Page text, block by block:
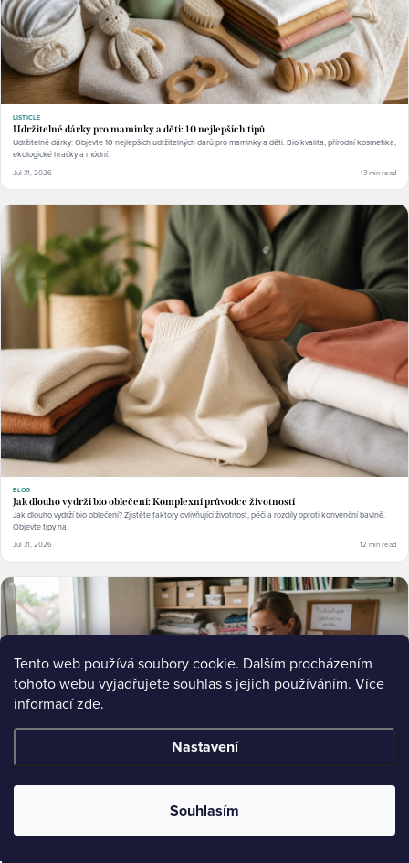
Tento web používá soubory cookie. Dalším procházením
tohoto webu vyjadřujete souhlas s jejich používáním. Více
informacízde.
Nastavení
Souhlasím
LISTICLE
Udržitelné dárky pro maminky a děti: 10 nejlepších tipů
Udržitelné dárky: Objevte 10 nejlepších udržitelných darů pro maminky a děti. Bio kvalita, přírodní kosmetika,
ekologické hračky a módní.
Jul 31, 2026 13 min read
BLOG
Jak dlouho vydrží bio oblečení: Komplexní průvodce životností
Jak dlouho vydrží bio oblečení? Zjistěte faktory ovlivňující životnost, péči a rozdíly oproti konvenční bavlně.
Objevte tipy na.
Jul 31, 2026 12 min read